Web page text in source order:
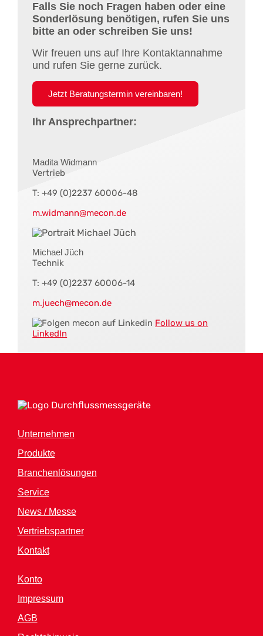
Falls Sie noch Fragen haben oder eine
Sonderlösung benötigen, rufen Sie uns
bitte an oder schreiben Sie uns!
Wir freuen uns auf Ihre Kontaktannahme
und rufen Sie gerne zurück.
Jetzt Beratungstermin vereinbaren!
Ihr Ansprechpartner:
Madita Widmann
Vertrieb
T: +49 (0)2237 60006-48
m.widmann@mecon.de
Michael Jüch
Technik
T: +49 (0)2237 60006-14
m.juech@mecon.de
Follow us on
LinkedIn
Unternehmen
Produkte
Branchenlösungen
Service
News / Messe
Vertriebspartner
Kontakt
Konto
Impressum
AGB